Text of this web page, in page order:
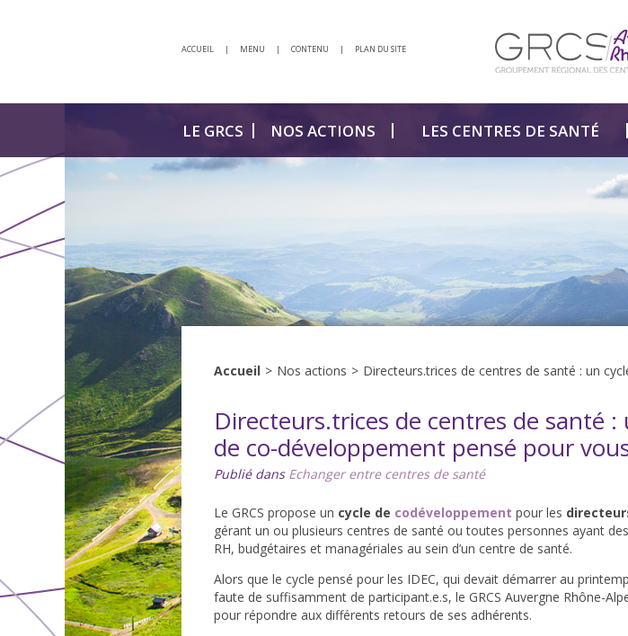
ACCUEIL | MENU | CONTENU | PLAN DU SITE
LE GRCS NOS ACTIONS LES CENTRES DE SANTÉ
Accueil > Nos actions > Directeurs.trices de centres de santé : un
Directeurs.trices de centres de santé :
de co-développement pensé pour
Publié dans Echanger entre centres de santé
Le GRCS propose un cycle de codéveloppement pour les
gérant un ou plusieurs centres de santé ou toutes personnes ayant
RH, budgétaires et managériales au sein d’un centre de santé.
Alors que le cycle pensé pour les IDEC, qui devait démarrer au
faute de suffisamment de participant.e.s, le GRCS Auvergne Rhône-
pour répondre aux différents retours de ses adhérents.